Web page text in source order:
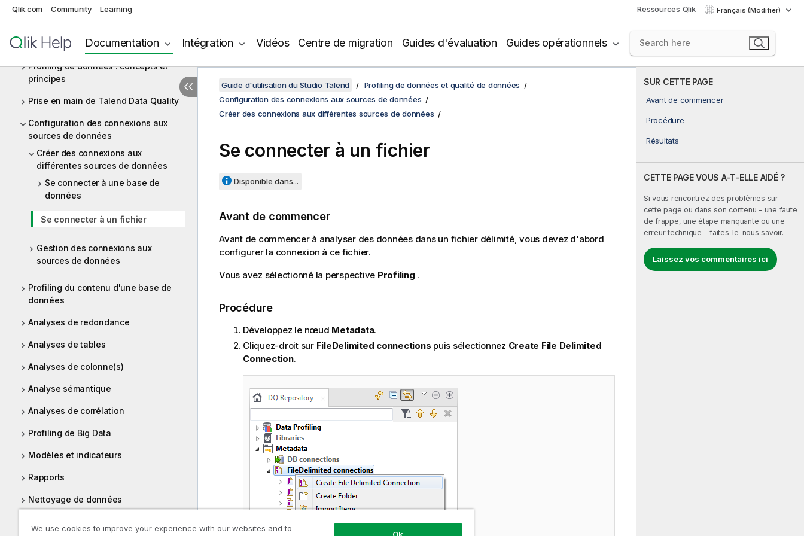
Qlik.com Community Learning Ressources Qlik Français (Modifier)
Documentation Intégration Vidéos Centre de migration Guides d'évaluation Guides opérationnels
Big Data
Profiling de données et qualité de
données
Profiling de données : concepts et
principes
Prise en main de Talend Data Quality
Configuration des connexions aux
sources de données
Créer des connexions aux
différentes sources de données
Se connecter à une base de
données
Se connecter à un fichier
Gestion des connexions aux
sources de données
Profiling du contenu d'une base de
données
Analyses de redondance
Analyses de tables
Analyses de colonne(s)
Analyse sémantique
Analyses de corrélation
Profiling de Big Data
Modèles et indicateurs
Rapports
Nettoyage de données
gestion
SUR CETTE PAGE
Avant de commencer
Procédure
Résultats
CETTE PAGE VOUS A-T-ELLE AIDÉ ?
Si vous rencontrez des problèmes sur
cette page ou dans son contenu – une faute
de frappe, une étape manquante ou une
erreur technique – faites-le-nous savoir.
Laissez vos commentaires ici
Guide d'utilisation du Studio Talend
Profiling de données et qualité de données
Configuration des connexions aux sources de données
Créer des connexions aux différentes sources de données
Se connecter à un fichier
Disponible dans...
Avant de commencer
Avant de commencer à analyser des données dans un fichier délimité, vous devez d'abord
configurer la connexion à ce fichier.
Vous avez sélectionné la perspective Profiling .
Procédure
Développez le nœud Metadata.
Cliquez-droit sur FileDelimited connections puis sélectionnez Create File Delimited
Connection.
We use cookies to improve your experience with our websites and to